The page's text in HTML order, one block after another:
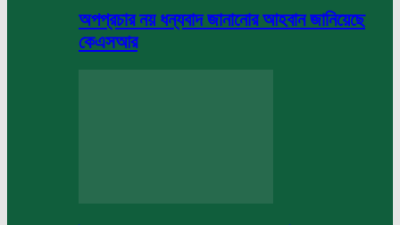
অপপ্রচার নয় ধন্যবাদ জানানোর আহবান জানিয়েছে
কেএসআর